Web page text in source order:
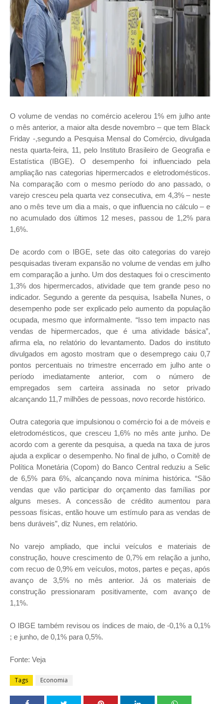
O volume de vendas no comércio acelerou 1% em julho ante
o mês anterior, a maior alta desde novembro – que tem Black
Friday -,segundo a Pesquisa Mensal do Comércio, divulgada
nesta quarta-feira, 11, pelo Instituto Brasileiro de Geografia e
Estatística (IBGE). O desempenho foi influenciado pela
ampliação nas categorias hipermercados e eletrodomésticos.
Na comparação com o mesmo período do ano passado, o
varejo cresceu pela quarta vez consecutiva, em 4,3% – neste
ano o mês teve um dia a mais, o que influencia no cálculo – e
no acumulado dos últimos 12 meses, passou de 1,2% para
1,6%.
De acordo com o IBGE, sete das oito categorias do varejo
pesquisadas tiveram expansão no volume de vendas em julho
em comparação a junho. Um dos destaques foi o crescimento
1,3% dos hipermercados, atividade que tem grande peso no
indicador. Segundo a gerente da pesquisa, Isabella Nunes, o
desempenho pode ser explicado pelo aumento da população
ocupada, mesmo que informalmente. “Isso tem impacto nas
vendas de hipermercados, que é uma atividade básica”,
afirma ela, no relatório do levantamento. Dados do instituto
divulgados em agosto mostram que o desemprego caiu 0,7
pontos percentuais no trimestre encerrado em julho ante o
período imediatamente anterior, com o número de
empregados sem carteira assinada no setor privado
alcançando 11,7 milhões de pessoas, novo recorde histórico.
Outra categoria que impulsionou o comércio foi a de móveis e
eletrodomésticos, que cresceu 1,6% no mês ante junho. De
acordo com a gerente da pesquisa, a queda na taxa de juros
ajuda a explicar o desempenho. No final de julho, o Comitê de
Política Monetária (Copom) do Banco Central reduziu a Selic
de 6,5% para 6%, alcançando nova mínima histórica. “São
vendas que vão participar do orçamento das famílias por
alguns meses. A concessão de crédito aumentou para
pessoas físicas, então houve um estímulo para as vendas de
bens duráveis”, diz Nunes, em relatório.
No varejo ampliado, que inclui veículos e materiais de
construção, houve crescimento de 0,7% em relação a junho,
com recuo de 0,9% em veículos, motos, partes e peças, após
avanço de 3,5% no mês anterior. Já os materiais de
construção pressionaram positivamente, com avanço de
1,1%.
O IBGE também revisou os índices de maio, de -0,1% a 0,1%
; e junho, de 0,1% para 0,5%.
Fonte: Veja
Tags Economia